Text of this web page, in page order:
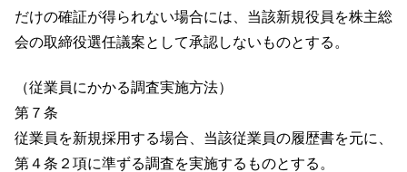
だけの確証が得られない場合には、当該新規役員を株主総
会の取締役選任議案として承認しないものとする。
（従業員にかかる調査実施方法）
第７条
従業員を新規採用する場合、当該従業員の履歴書を元に、
第４条２項に準ずる調査を実施するものとする。